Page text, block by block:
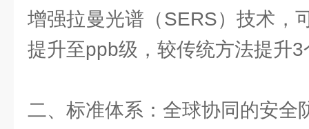
增强拉曼光谱（SERS）技术，
提升至ppb级，较传统方法提升
二、标准体系：全球协同的安全